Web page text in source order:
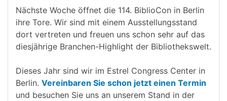
Nächste Woche öffnet die 114. BiblioCon in Berlin
ihre Tore. Wir sind mit einem Ausstellungsstand
dort vertreten und freuen uns schon sehr auf das
diesjährige Branchen-Highlight der Bibliothekswelt.
Dieses Jahr sind wir im Estrel Congress Center in
Berlin. Vereinbaren Sie schon jetzt einen Termin
und besuchen Sie uns an unserem Stand in der